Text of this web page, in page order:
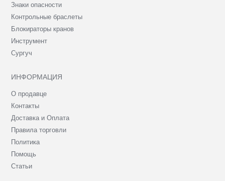
Знаки опасности
Контрольные браслеты
Блокираторы кранов
Инструмент
Сургуч
ИНФОРМАЦИЯ
О продавце
Контакты
Доставка и Оплата
Правила торговли
Политика
Помощь
Статьи